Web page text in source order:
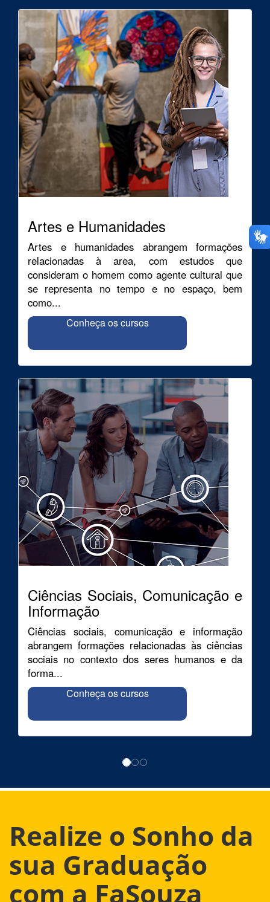
Artes e Humanidades
Artes e humanidades abrangem formações
relacionadas à area, com estudos que
consideram o homem como agente cultural que
se representa no tempo e no espaço, bem
como...
Conheça os cursos
Ciências Sociais, Comunicação e
Informação
Ciências sociais, comunicação e informação
abrangem formações relacionadas às ciências
sociais no contexto dos seres humanos e da
forma...
Conheça os cursos
Realize o Sonho da
sua Graduação
com a FaSouza